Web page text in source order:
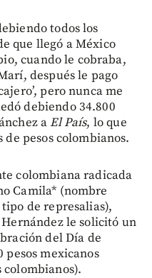
todos los
que llegó a México
cuando le cobraba,
después le pago
pero nunca me
debiendo 34.800
aEl País, lo que
pesos colombianos.
colombiana radicada
Camila* (nombre
de represalias),
le solicitó un
del Día de
pesos mexicanos
colombianos).